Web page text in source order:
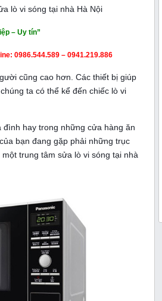
lò vi sóng tại nhà Hà Nội
– Uy tín”
0986.544.589 – 0941.219.886
cũng cao hơn. Các thiết bị giúp
ta có thể kể đến chiếc lò vi
đình hay trong những cửa hàng ăn
bạn đang gặp phải những trục
một trung tâm sửa lò vi sóng tại nhà